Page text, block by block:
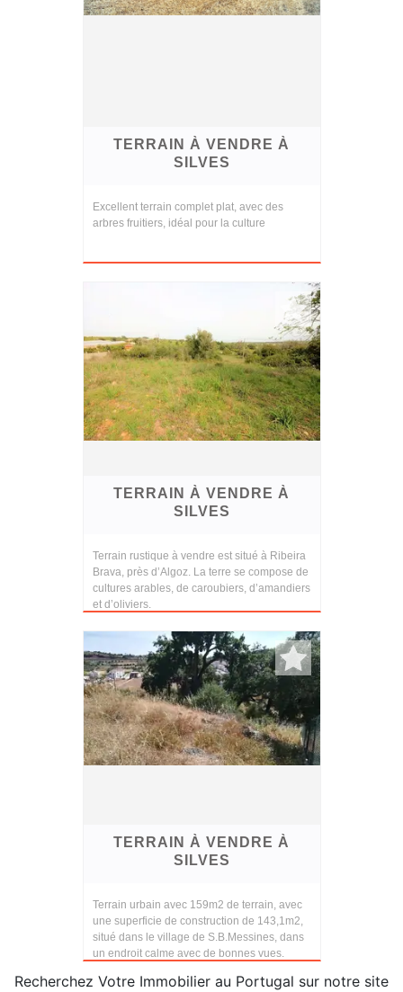
TERRAIN À VENDRE À
SILVES
Excellent terrain complet plat, avec des
arbres fruitiers, idéal pour la culture
TERRAIN À VENDRE À
SILVES
Terrain rustique à vendre est situé à Ribeira
Brava, près d’Algoz. La terre se compose de
cultures arables, de caroubiers, d’amandiers
et d’oliviers.
TERRAIN À VENDRE À
SILVES
Terrain urbain avec 159m2 de terrain, avec
une superficie de construction de 143,1m2,
situé dans le village de S.B.Messines, dans
un endroit calme avec de bonnes vues.
Recherchez Votre Immobilier au Portugal sur notre site